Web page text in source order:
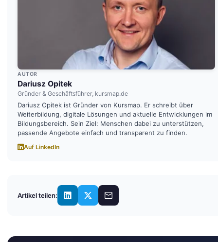
AUTOR
Dariusz Opitek
Gründer & Geschäftsführer, kursmap.de
Dariusz Opitek ist Gründer von Kursmap. Er schreibt über
Weiterbildung, digitale Lösungen und aktuelle Entwicklungen im
Bildungsbereich. Sein Ziel: Menschen dabei zu unterstützen,
passende Angebote einfach und transparent zu finden.
Auf LinkedIn
Artikel teilen: